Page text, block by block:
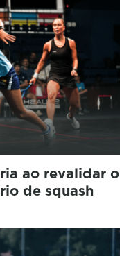
ao revalidar o
de squash